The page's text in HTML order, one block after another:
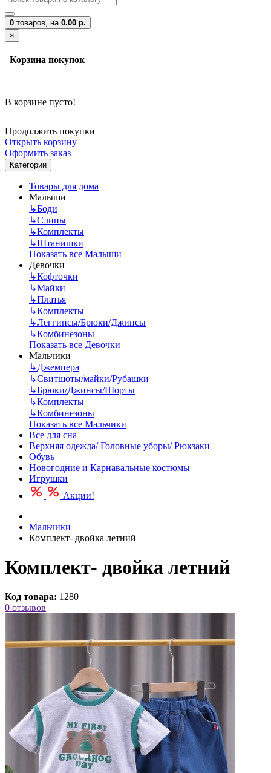
0 товаров, на 0.00 р.
×
Корзина покупок
В корзине пусто!
Продолжить покупки
Открыть корзину
Оформить заказ
Категории
Товары для дома
Малыши
↳Боди
↳Слипы
↳Комплекты
↳Штанишки
Показать все Малыши
Девочки
↳Кофточки
↳Майки
↳Платья
↳Комплекты
↳Леггинсы/Брюки/Джинсы
↳Комбинезоны
Показать все Девочки
Мальчики
↳Джемпера
↳Свитшоты/майки/Рубашки
↳Брюки/Джинсы/Шорты
↳Комплекты
↳Комбинезоны
Показать все Мальчики
Все для сна
Верхняя одежда/ Головные уборы/ Рюкзаки
Обувь
Новогодние и Карнавальные костюмы
Игрушки
Акции!
Мальчики
Комплект- двойка летний
Комплект- двойка летний
Код товара: 1280
0 отзывов